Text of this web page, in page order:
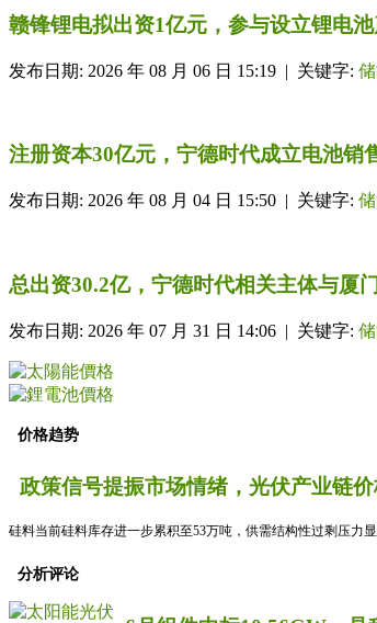
赣锋锂电拟出资1亿元，参与设立锂电
发布日期: 2026 年 08 月 06 日 15:19 | 关键字:
注册资本30亿元，宁德时代成立电池销
发布日期: 2026 年 08 月 04 日 15:50 | 关键字:
总出资30.2亿，宁德时代相关主体与厦
发布日期: 2026 年 07 月 31 日 14:06 | 关键字:
价格趋势
政策信号提振市场情绪，光伏产业链价
硅料当前硅料库存进一步累积至53万吨，供需结构性过剩压力
分析评论